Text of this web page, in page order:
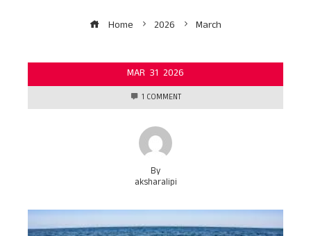
Home 2026 March
MAR 31 2026
1 COMMENT
By
aksharalipi